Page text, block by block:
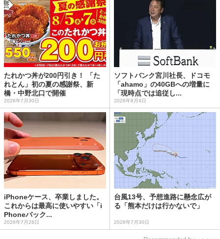
たれかつ丼が200円引き！ 「た
れとん」初の夏の感謝祭、新
橋・中野北口で開催
2026年7月30日
ソフトバンク宮川社長、ドコモ
「ahamo」の40GBへの増量に
「現時点では追従し...
2026年8月4日
iPhoneケース、卒業しました。
これからは最高に使いやすい「i
Phoneバック...
2026年7月28日
台風13号、予想進路に懸念広が
る「熊本だけは行かないで」
2026年7月30日